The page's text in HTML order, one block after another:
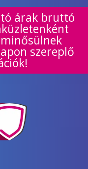
árak bruttó
szereplő